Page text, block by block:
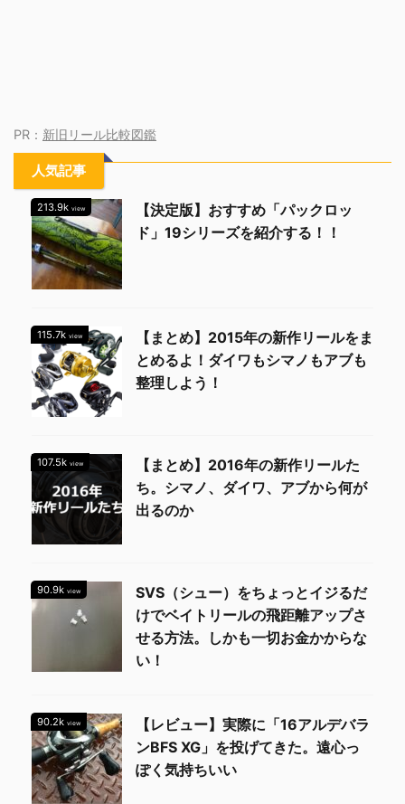
PR： 新旧リール比較図鑑
人気記事
213.9k view
【決定版】おすすめ「パックロッ
ド」19シリーズを紹介する！！
115.7k view
【まとめ】2015年の新作リールをま
とめるよ！ダイワもシマノもアブも
整理しよう！
107.5k view
【まとめ】2016年の新作リールた
ち。シマノ、ダイワ、アブから何が
出るのか
90.9k view
SVS（シュー）をちょっとイジるだ
けでベイトリールの飛距離アップさ
せる方法。しかも一切お金かからな
い！
90.2k view
【レビュー】実際に「16アルデバラ
ンBFS XG」を投げてきた。遠心っ
ぽく気持ちいい